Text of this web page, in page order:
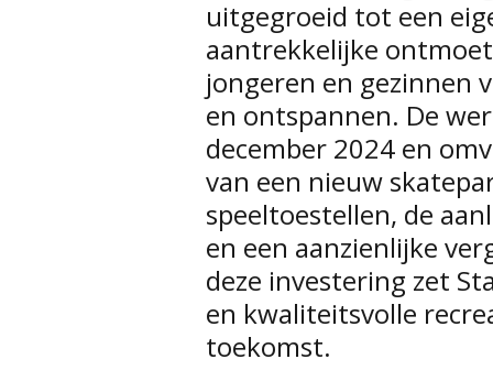
uitgegroeid tot een
aantrekkelijke
jongeren en gezinnen
en ontspannen. De
december 2024 en
van een nieuw
speeltoestellen, de
en een aanzienlijke
deze investering zet
en kwaliteitsvolle
toekomst.